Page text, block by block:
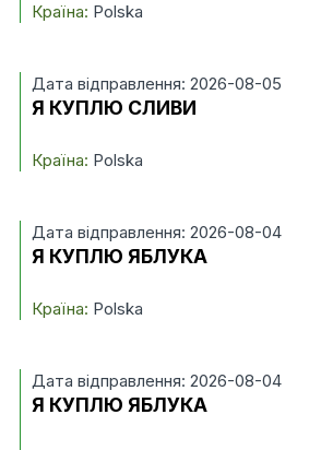
Країна: Polska
Дата відправлення: 2026-08-05
Я КУПЛЮ СЛИВИ
Країна: Polska
Дата відправлення: 2026-08-04
Я КУПЛЮ ЯБЛУКА
Країна: Polska
Дата відправлення: 2026-08-04
Я КУПЛЮ ЯБЛУКА